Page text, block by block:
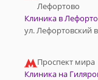
Лефортово
Клиника в
ул. Лефортовский
Проспект мира
Клиника на